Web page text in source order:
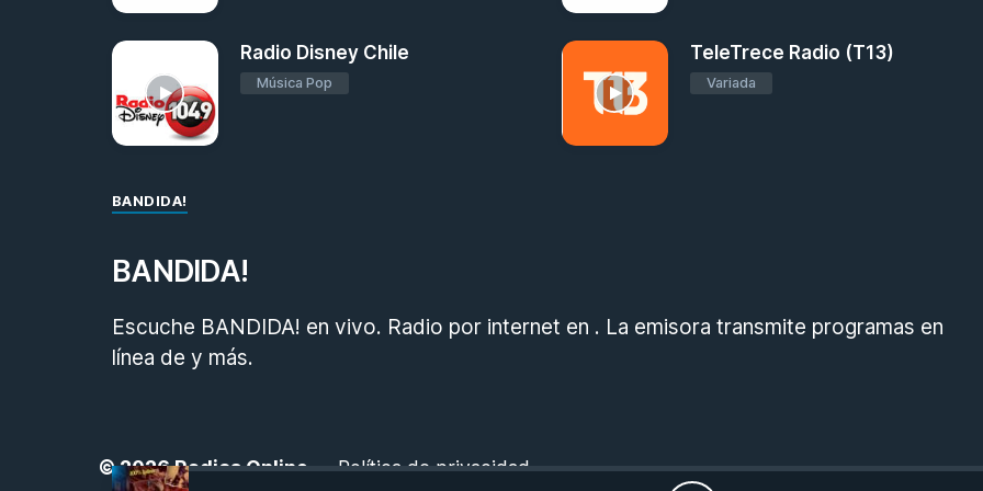
Radio Disney Chile
Música Pop
TeleTrece Radio (T13)
Variada
BANDIDA!
BANDIDA!
Escuche BANDIDA! en vivo. Radio por internet en . La emisora transmite programas en
línea de y más.
© 2026Radios Online -Política de privacidad